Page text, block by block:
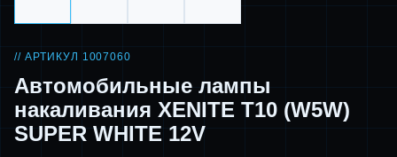
// АРТИКУЛ 1007060
Автомобильные лампы
накаливания XENITE Т10 (W5W)
SUPER WHITE 12V